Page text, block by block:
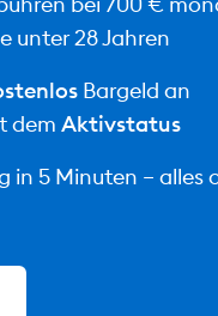
unter 28 Jahren
Bargeld an
demAktivstatus
in 5 Minuten – alles